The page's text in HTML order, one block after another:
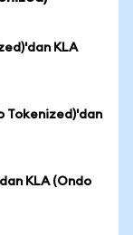
KLA
Tokenized)'dan
KLA (Ondo